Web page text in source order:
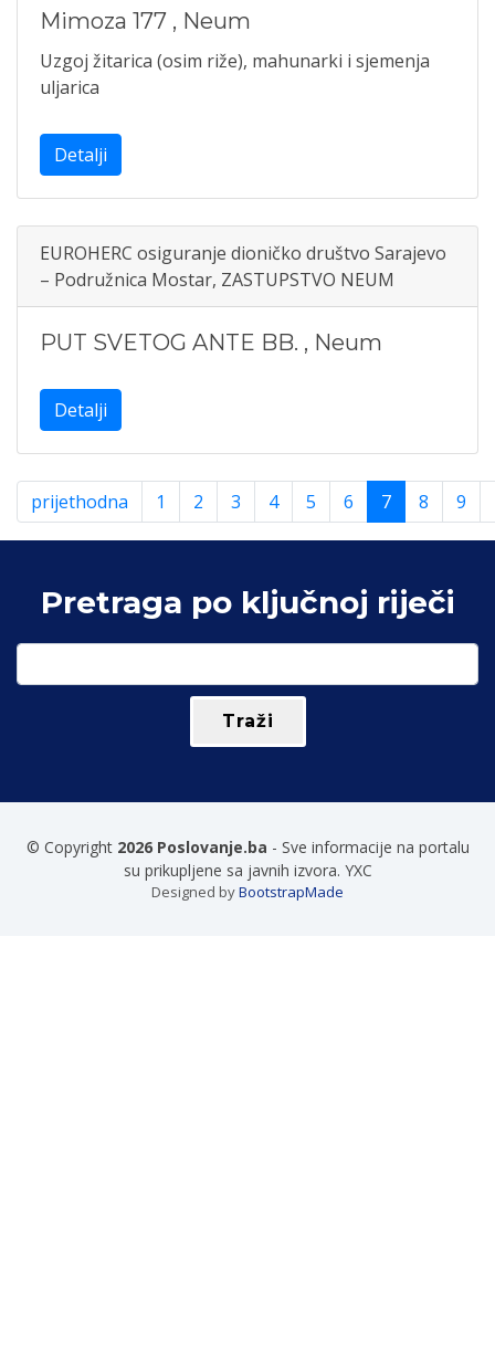
Mimoza 177 , Neum
Uzgoj žitarica (osim riže), mahunarki i sjemenja
uljarica
Detalji
EUROHERC osiguranje dioničko društvo Sarajevo
– Podružnica Mostar, ZASTUPSTVO NEUM
PUT SVETOG ANTE BB. , Neum
Detalji
prijethodna 1 2 3 4 5 6 7 8 9
Pretraga po ključnoj riječi
© Copyright 2026 Poslovanje.ba - Sve informacije na portalu
su prikupljene sa javnih izvora. YXC
Designed byBootstrapMade